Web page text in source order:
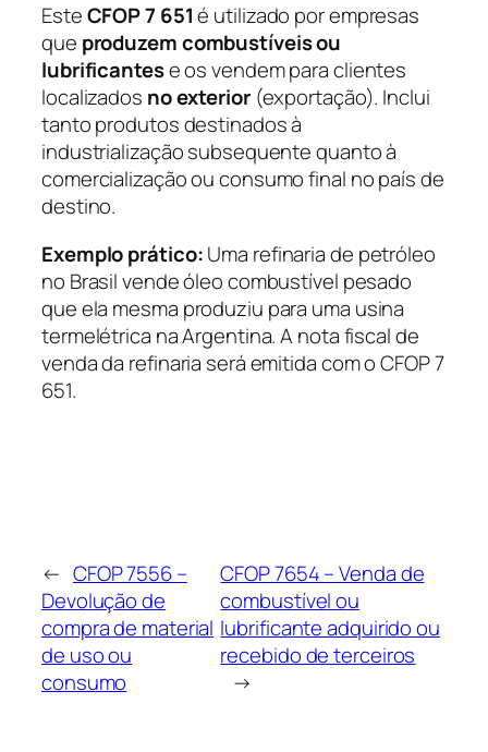
EsteCFOP 7 651é utilizado por empresas
que produzem combustíveis ou
lubrificantese os vendem para clientes
localizados no exterior(exportação). Inclui
tanto produtos destinados à
industrialização subsequente quanto à
comercialização ou consumo final no país de
destino.
Exemplo prático:Uma refinaria de petróleo
no Brasil vende óleo combustível pesado
que ela mesma produziu para uma usina
termelétrica na Argentina. A nota fiscal de
venda da refinaria será emitida com o CFOP 7
651.
← CFOP 7556 –
Devolução de
compra de material
de uso ou
consumo
CFOP 7654 – Venda de
combustível ou
lubrificante adquirido ou
recebido de terceiros
→